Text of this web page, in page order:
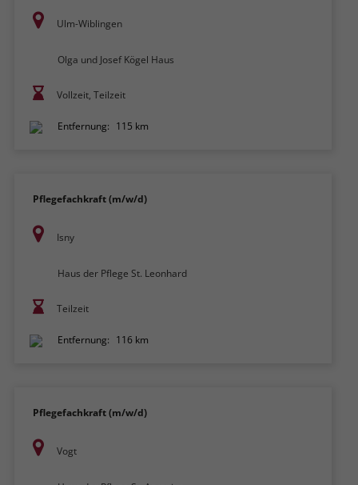
Ulm-Wiblingen
Olga und Josef Kögel Haus
Vollzeit, Teilzeit
Entfernung: 115 km
Pflegefachkraft (m/w/d)
Isny
Haus der Pflege St. Leonhard
Teilzeit
Entfernung: 116 km
Pflegefachkraft (m/w/d)
Vogt